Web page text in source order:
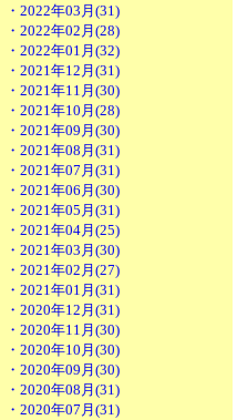
・2022年03月(31)
・2022年02月(28)
・2022年01月(32)
・2021年12月(31)
・2021年11月(30)
・2021年10月(28)
・2021年09月(30)
・2021年08月(31)
・2021年07月(31)
・2021年06月(30)
・2021年05月(31)
・2021年04月(25)
・2021年03月(30)
・2021年02月(27)
・2021年01月(31)
・2020年12月(31)
・2020年11月(30)
・2020年10月(30)
・2020年09月(30)
・2020年08月(31)
・2020年07月(31)